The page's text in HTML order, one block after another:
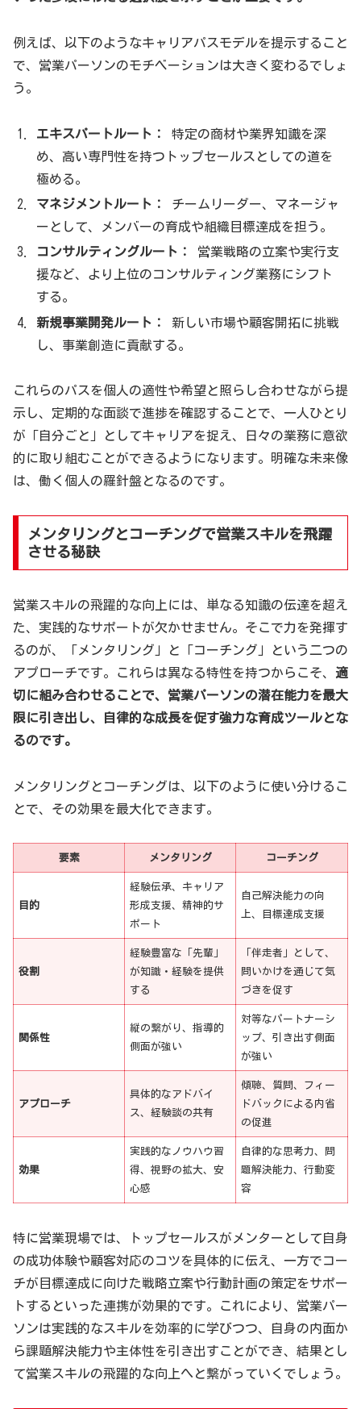
例えば、以下のようなキャリアパスモデルを提示すること
で、営業パーソンのモチベーションは大きく変わるでしょ
う。
エキスパートルート：
特定の商材や業界知識を深
め、高い専門性を持つトップセールスとしての道を
極める。
マネジメントルート：
チームリーダー、マネージャ
ーとして、メンバーの育成や組織目標達成を担う。
コンサルティングルート：
営業戦略の立案や実行支
援など、より上位のコンサルティング業務にシフト
する。
新規事業開発ルート：
新しい市場や顧客開拓に挑戦
し、事業創造に貢献する。
これらのパスを個人の適性や希望と照らし合わせながら提
示し、定期的な面談で進捗を確認することで、一人ひとり
が「自分ごと」としてキャリアを捉え、日々の業務に意欲
的に取り組むことができるようになります。明確な未来像
は、働く個人の羅針盤となるのです。
メンタリングとコーチングで営業スキルを飛躍
させる秘訣
営業スキルの飛躍的な向上には、単なる知識の伝達を超え
た、実践的なサポートが欠かせません。そこで力を発揮す
るのが、「メンタリング」と「コーチング」という二つの
アプローチです。これらは異なる特性を持つからこそ、 適
切に組み合わせることで、営業パーソンの潜在能力を最大
限に引き出し、自律的な成長を促す強力な育成ツールとな
るのです。
メンタリングとコーチングは、以下のように使い分けるこ
とで、その効果を最大化できます。
要素 メンタリング コーチング
目的
経験伝承、キャリア
形成支援、精神的サ
ポート
自己解決能力の向
上、目標達成支援
役割
経験豊富な「先輩」
が知識・経験を提供
する
「伴走者」として、
問いかけを通じて気
づきを促す
関係性
縦の繋がり、指導的
側面が強い
対等なパートナーシ
ップ、引き出す側面
が強い
アプローチ
具体的なアドバイ
ス、経験談の共有
傾聴、質問、フィー
ドバックによる内省
の促進
効果
実践的なノウハウ習
得、視野の拡大、安
心感
自律的な思考力、問
題解決能力、行動変
容
特に営業現場では、トップセールスがメンターとして自身
の成功体験や顧客対応のコツを具体的に伝え、一方でコー
チが目標達成に向けた戦略立案や行動計画の策定をサポー
トするといった連携が効果的です。これにより、営業パー
ソンは実践的なスキルを効率的に学びつつ、自身の内面か
ら課題解決能力や主体性を引き出すことができ、結果とし
て営業スキルの飛躍的な向上へと繋がっていくでしょう。